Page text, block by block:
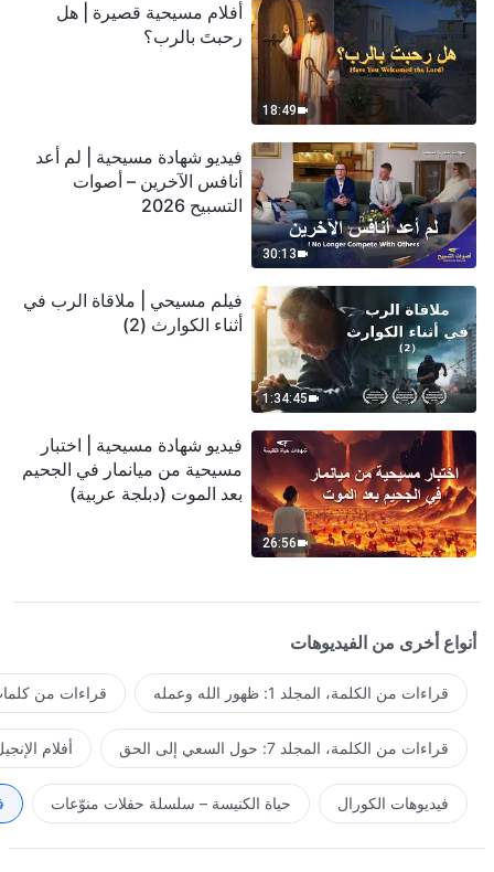
18:49
أفلام مسيحية قصيرة | هل
رحبتَ بالرب؟
30:13
فيديو شهادة مسيحية | لم أعد
أنافس الآخرين – أصوات
التسبيح 2026
1:34:45
فيلم مسيحي | ملاقاة الرب في
أثناء الكوارث (2)
26:56
فيديو شهادة مسيحية | اختبار
مسيحية من ميانمار في الجحيم
بعد الموت (دبلجة عربية)
أنواع أخرى من الفيديوهات
قراءات من الكلمة، المجلد 1: ظهور الله وعمله قراءات من
قراءات من الكلمة، المجلد 7: حول السعي إلى الحق أفلام
فيديوهات الكورال حياة الكنيسة – سلسلة حفلات منوّعات